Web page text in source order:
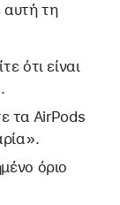
αυτή τη
ότι είναι
τα AirPods
όριο